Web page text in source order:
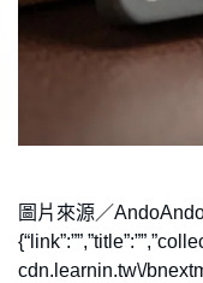
圖片來源／
cdn.learnin.tw\/